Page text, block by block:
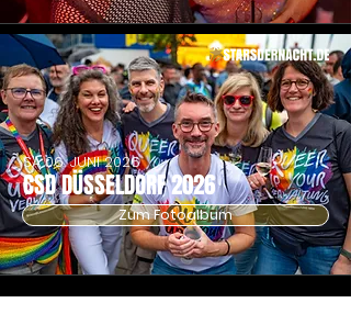
CSD DÜSSELDORF 2026
SA 06. JUNI 2026
Zum Fotoalbum